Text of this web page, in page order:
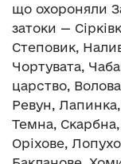
що охороняли
затоки —
Степовик,
Чортувата,
царство,
Ревун,
Темна,
Оріхове,